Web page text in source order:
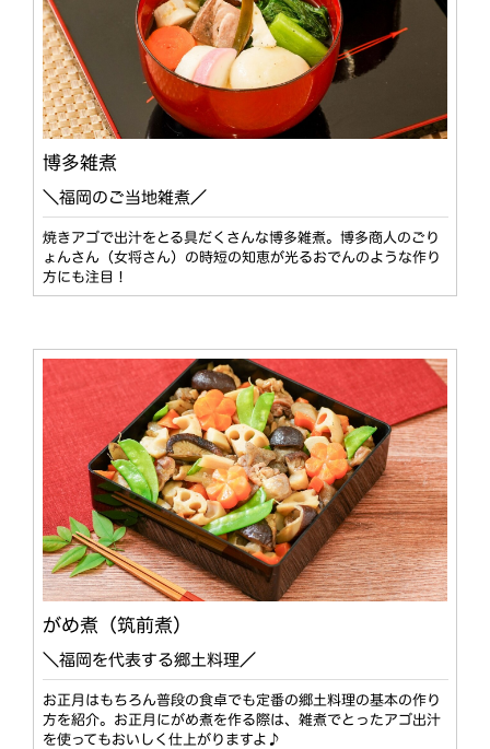
博多雑煮
＼福岡のご当地雑煮／
焼きアゴで出汁をとる具だくさんな博多雑煮。博多商人のごり
ょんさん（女将さん）の時短の知恵が光るおでんのような作り
方にも注目！
がめ煮（筑前煮）
＼福岡を代表する郷土料理／
お正月はもちろん普段の食卓でも定番の郷土料理の基本の作り
方を紹介。お正月にがめ煮を作る際は、雑煮でとったアゴ出汁
を使ってもおいしく仕上がりますよ♪